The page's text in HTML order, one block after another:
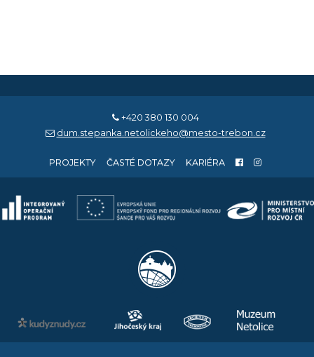
+420 380 130 004
dum.stepanka.netolickeho@mesto-trebon.cz
PROJEKTY ČASTÉ DOTAZY KARIÉRA